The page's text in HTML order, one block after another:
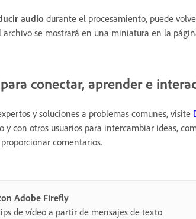
audio durante el procesamiento, puede
se mostrará en una miniatura en la
conectar, aprender e
y soluciones a problemas comunes, visite
y con otros usuarios para intercambiar ideas,
comentarios.
Adobe Firefly
de vídeo a partir de mensajes de texto